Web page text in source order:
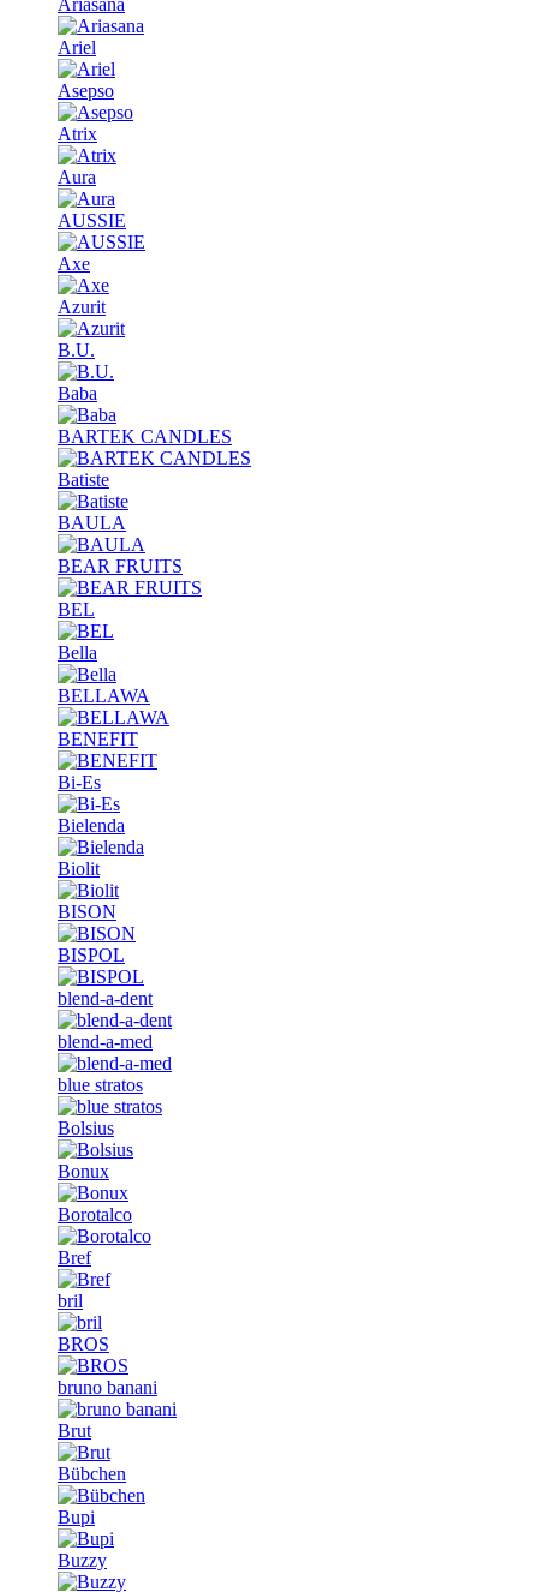
Ariasana
Ariel
Asepso
Atrix
Aura
AUSSIE
Axe
Azurit
B.U.
Baba
BARTEK CANDLES
Batiste
BAULA
BEAR FRUITS
BEL
Bella
BELLAWA
BENEFIT
Bi-Es
Bielenda
Biolit
BISON
BISPOL
blend-a-dent
blend-a-med
blue stratos
Bolsius
Bonux
Borotalco
Bref
bril
BROS
bruno banani
Brut
Bübchen
Bupi
Buzzy